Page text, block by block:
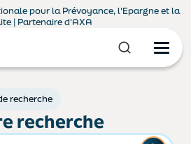
pour la Prévoyance, l'Epargne et la
| Partenaire d'AXA
recherche
recherche